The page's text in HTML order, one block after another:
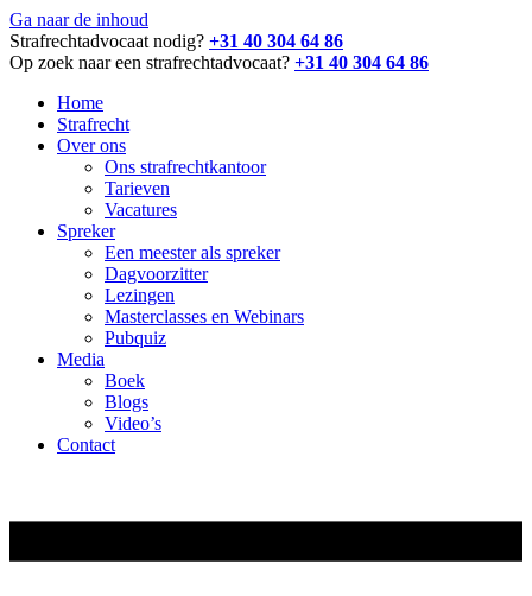
Ga naar de inhoud
Strafrechtadvocaat nodig? +31 40 304 64 86
Op zoek naar een strafrechtadvocaat? +31 40 304 64 86
Home
Strafrecht
Over ons
Ons strafrechtkantoor
Tarieven
Vacatures
Spreker
Een meester als spreker
Dagvoorzitter
Lezingen
Masterclasses en Webinars
Pubquiz
Media
Boek
Blogs
Video’s
Contact